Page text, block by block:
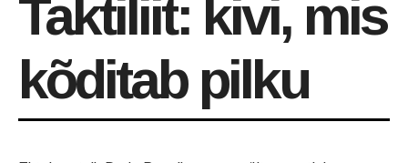
Taktiliit: kivi, mis
kõditab pilku